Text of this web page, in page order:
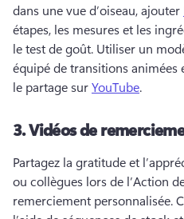
dans une vue d’oiseau, ajouter
étapes, les mesures et les
le test de goût. Utiliser un
équipé de transitions animées
le partage sur YouTube.
3.Vidéos de
Partagez la gratitude et
ou collègues lors de l’Action
remerciement personnalisée.